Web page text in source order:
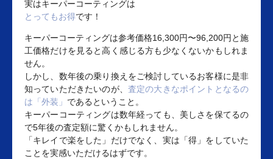
実はキーパーコーティングは
とってもお得です！
キーパーコーティングは参考価格16,300円〜96,200円と施
工価格だけを見ると高く感じる方も少なくないかもしれま
せん。
しかし、数年後の乗り換えをご検討しているお客様に是非
知っていただきたいのが、 査定の大きなポイントとなるの
は「外装」 であるということ。
キーパーコーティングは数年経っても、美しさを保てるの
で5年後の査定額に驚くかもしれません。
「キレイで楽をした」だけでなく、実は「得」をしていた
ことを実感いただけるはずです。